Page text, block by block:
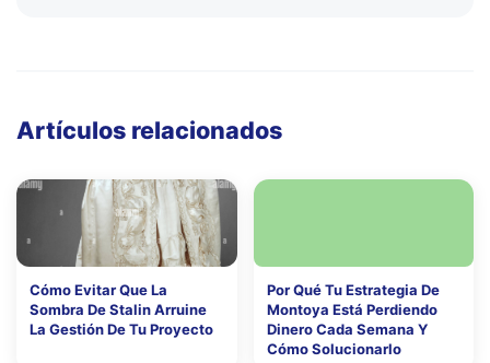
Artículos relacionados
Cómo Evitar Que La
Sombra De Stalin Arruine
La Gestión De Tu Proyecto
Por Qué Tu Estrategia De
Montoya Está Perdiendo
Dinero Cada Semana Y
Cómo Solucionarlo